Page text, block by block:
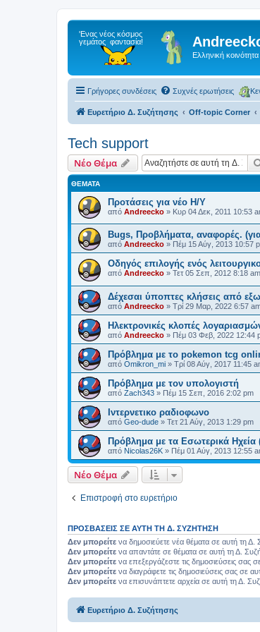
Ελληνική
Γρήγορες συνδέσεις Συχνές ερωτήσεις
Ευρετήριο Δ. Συζήτησης Off-topic Corner
Tech support
Νέο Θέμα
ΘΈΜΑΤΑ
Προτάσεις για νέο Η/Υ
από Andreecko » Κυρ 04 Δεκ, 2011 10:53
Bugs, Προβλήματα, αναφορές.
από Andreecko » Πέμ 15 Αύγ, 2013 10:57
Οδηγός επιλογής ενός
από Andreecko » Τετ 05 Σεπ, 2012 8:18 am
Δέχεσαι ύποπτες κλήσεις από
από Andreecko » Τρί 29 Μαρ, 2022 6:57
Ηλεκτρονικές κλοπές
από Andreecko » Πέμ 03 Φεβ, 2022 12:44
Πρόβλημα με το pokemon tcg
από Omikron_mi » Τρί 08 Αύγ, 2017 11:45
Πρόβλημα με τον υπολογιστή
από Zach343 » Πέμ 15 Σεπ, 2016 2:02 pm
Ιντερνετικο ραδιοφωνο
από Geo-dude » Τετ 21 Αύγ, 2013 1:29 pm
Πρόβλημα με τα Εσωτερικά Ηχεία
από Nicolas26K » Πέμ 01 Αύγ, 2013 12:55
Νέο Θέμα
Επιστροφή στο ευρετήριο
ΠΡΟΣΒΆΣΕΙΣ ΣΕ ΑΥΤΉ ΤΗ Δ. ΣΥΖΉΤΗΣΗ
Δεν μπορείτε να δημοσιεύετε νέα θέματα σε αυτή τη Δ.
Δεν μπορείτε να απαντάτε σε θέματα σε αυτή τη Δ.
Δεν μπορείτε να επεξεργάζεστε τις δημοσιεύσεις σας
Δεν μπορείτε να διαγράφετε τις δημοσιεύσεις σας σε
Δεν μπορείτε να επισυνάπτετε αρχεία σε αυτή τη Δ.
Ευρετήριο Δ. Συζήτησης